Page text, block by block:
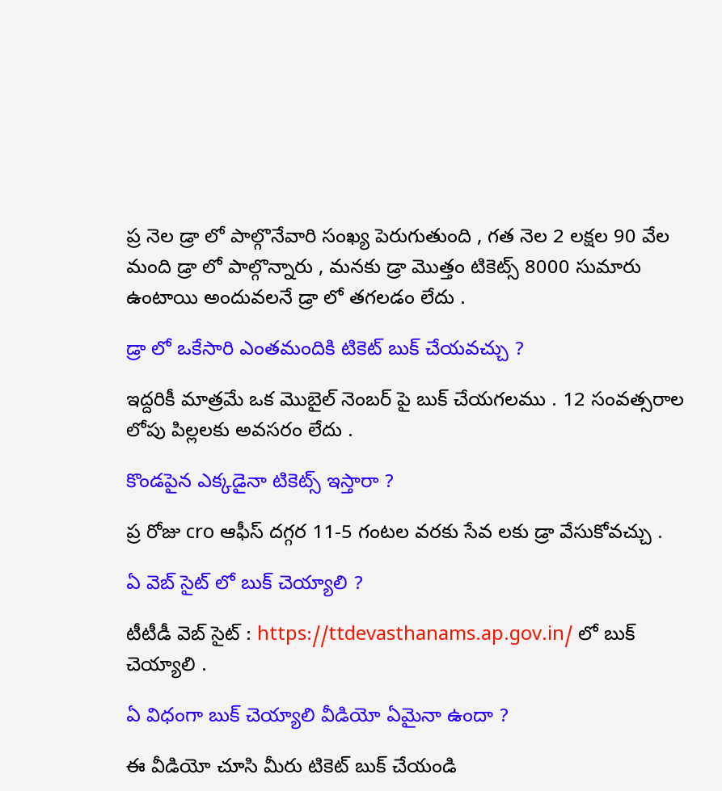
ప్రతి నెల డ్రా లో పాల్గొనేవారి సంఖ్య పెరుగుతుంది , గత నెల 2 లక్షల 90 వేల
మంది డ్రా లో పాల్గొన్నారు , మనకు డ్రా మొత్తం టికెట్స్ 8000 సుమారు
ఉంటాయి అందువలనే డ్రా లో తగలడం లేదు .
డ్రా లో ఒకేసారి ఎంతమందికి టికెట్ బుక్ చేయవచ్చు ?
ఇద్దరికీ మాత్రమే ఒక మొబైల్ నెంబర్ పై బుక్ చేయగలము . 12 సంవత్సరాల
లోపు పిల్లలకు అవసరం లేదు .
కొండపైన ఎక్కడైనా టికెట్స్ ఇస్తారా ?
ప్రతి రోజు cro ఆఫీస్ దగ్గర 11-5 గంటల వరకు సేవ లకు డ్రా వేసుకోవచ్చు .
ఏ వెబ్ సైట్ లో బుక్ చెయ్యాలి ?
టీటీడీ వెబ్ సైట్ : https://ttdevasthanams.ap.gov.in/లో బుక్
చెయ్యాలి .
ఏ విధంగా బుక్ చెయ్యాలి వీడియో ఏమైనా ఉందా ?
ఈ వీడియో చూసి మీరు టికెట్ బుక్ చేయండి